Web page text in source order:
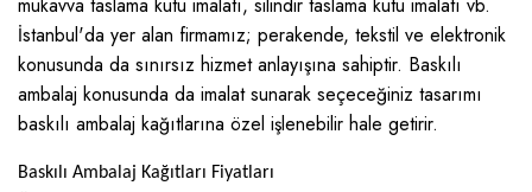
mukavva taslama kutu imalatı, silindir taslama kutu imalatı vb.
İstanbul'da yer alan firmamız; perakende, tekstil ve elektronik
konusunda da sınırsız hizmet anlayışına sahiptir. Baskılı
ambalaj konusunda da imalat sunarak seçeceğiniz tasarımı
baskılı ambalaj kağıtlarına özel işlenebilir hale getirir.
Baskılı Ambalaj Kağıtları Fiyatları